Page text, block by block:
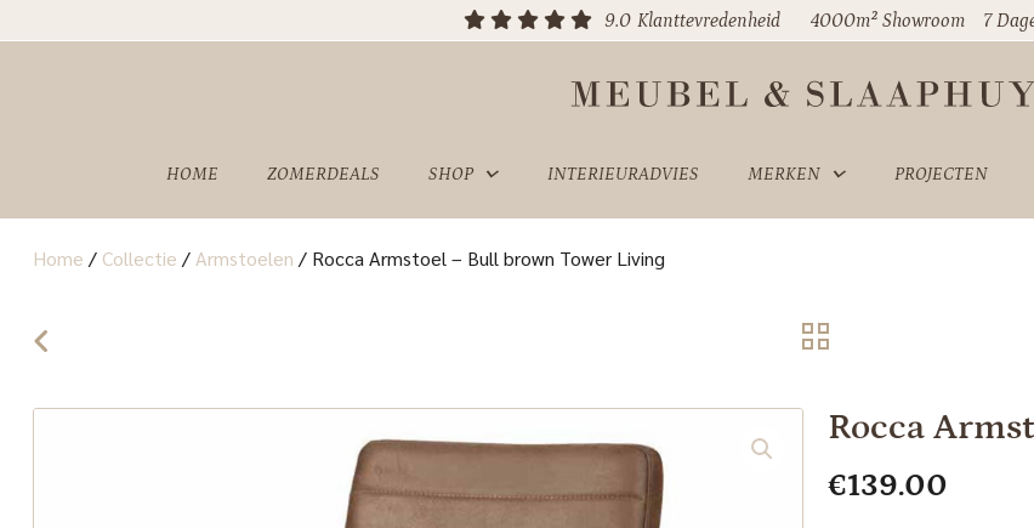
9.0 Klanttevredenheid 4000m² Showroom 7
HOME ZOMERDEALS SHOP INTERIEURADVIES MERKEN PROJECTEN
Home / Collectie / Armstoelen / Rocca Armstoel – Bull brown Tower Living
Rocca
€139.00